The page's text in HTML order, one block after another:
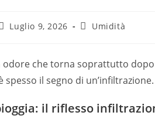
Luglio 9, 2026 Umidità
che torna soprattutto
spesso il segno di
il riflesso